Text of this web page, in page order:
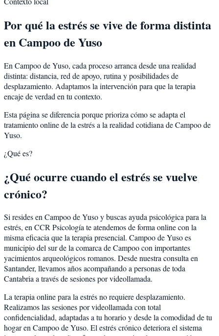
Por qué la estrés se vive de forma distinta
en Campoo de Yuso
En Campoo de Yuso, cada proceso arranca desde una realidad
distinta: distancia, red de apoyo, rutina y posibilidades de
desplazamiento. Adaptamos la intervención para que la terapia
encaje de verdad en tu contexto.
Esta página se diferencia porque prioriza cómo se adapta el
tratamiento online de la estrés a la realidad cotidiana de Campoo de
Yuso.
¿Qué es?
¿Qué ocurre cuando el estrés se vuelve
crónico?
Si resides en Campoo de Yuso y buscas ayuda psicológica para la
estrés, en CCR Psicología te atendemos de forma online con la
misma eficacia que la terapia presencial. Campoo de Yuso es
municipio del sur de la comarca de Campoo con importantes
yacimientos arqueológicos romanos. Desde nuestra consulta en
Santander, llevamos años acompañando a personas de toda
Cantabria a través de sesiones por videollamada.
La terapia online para la estrés no requiere desplazamiento.
Realizamos las sesiones por videollamada con total
confidencialidad, adaptadas a tu horario y desde la comodidad de tu
hogar en Campoo de Yuso. El estrés crónico deteriora el sistema